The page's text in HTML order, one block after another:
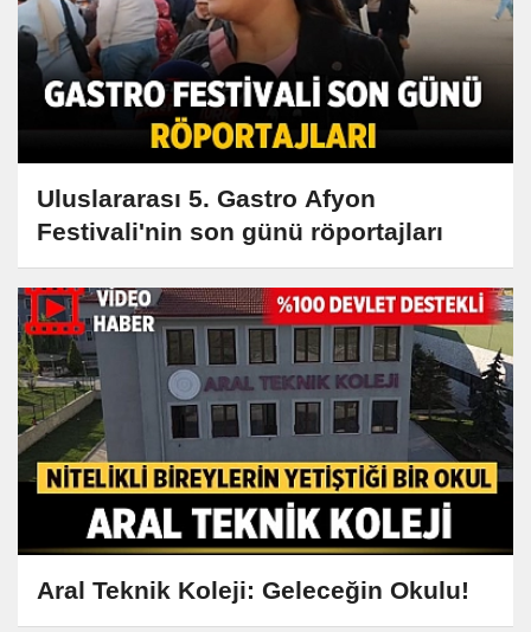
Uluslararası 5. Gastro Afyon
Festivali'nin son günü röportajları
Aral Teknik Koleji: Geleceğin Okulu!